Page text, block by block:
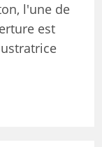
l'une de
est